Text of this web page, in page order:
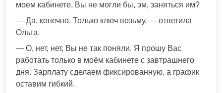
моем кабинете, Вы не могли бы, эм, заняться им?
— Да, конечно. Только ключ возьму, — ответила
Ольга.
— О, нет, нет, Вы не так поняли. Я прошу Вас
работать только в моём кабинете с завтрашнего
дня. Зарплату сделаем фиксированную, а график
оставим гибкий.